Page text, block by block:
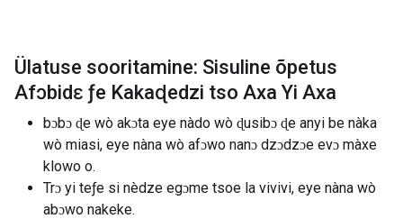
Ülatuse sooritamine: Sisuline õpetus
Afɔbidɛ ƒe Kakaɖedzi tso Axa Yi Axa
bɔbɔ ɖe wò akɔta eye nàdo wò ɖusibɔ ɖe anyi be nàka
wò miasi, eye nàna wò afɔwo nanɔ dzɔdzɔe evɔ màxe
klowo o.
Trɔ yi teƒe si nèdze egɔme tsoe la vivivi, eye nàna wò
abɔwo nakeke.